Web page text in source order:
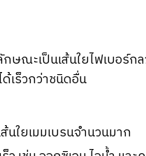
กษณะเป็นเส้นใยไฟเบอร์
เร็วกว่าชนิดอื่น
ใยเมมเบรนจำนวนมาก